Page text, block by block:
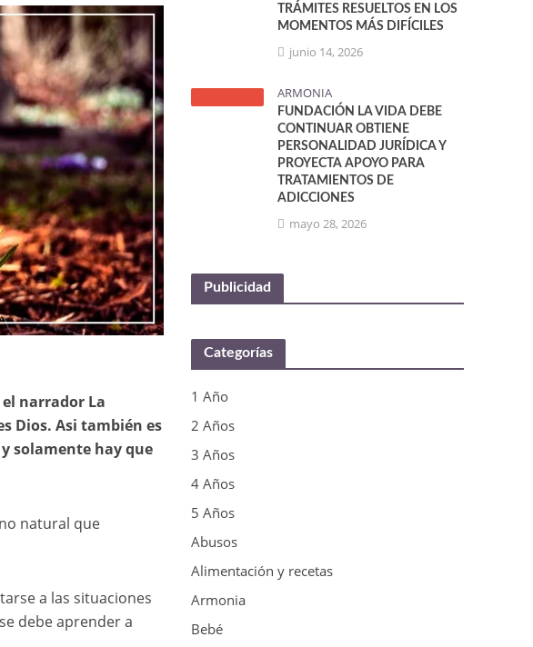
narrador La
Dios. Asi también es
solamente hay que
natural que
a las situaciones
debe aprender a
TRÁMITES RESUELTOS EN LOS
MOMENTOS MÁS DIFÍCILES
junio 14, 2026
ARMONIA
FUNDACIÓN LA VIDA DEBE
CONTINUAR OBTIENE
PERSONALIDAD JURÍDICA Y
PROYECTA APOYO PARA
TRATAMIENTOS DE
ADICCIONES
mayo 28, 2026
Publicidad
Categorías
1 Año
2 Años
3 Años
4 Años
5 Años
Abusos
Alimentación y recetas
Armonia
Bebé